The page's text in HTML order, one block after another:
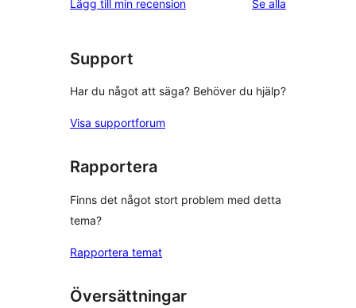
Lägg till min recension Se alla
Support
Har du något att säga? Behöver du hjälp?
Visa supportforum
Rapportera
Finns det något stort problem med detta
tema?
Rapportera temat
Översättningar